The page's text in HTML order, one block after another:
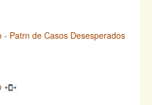
- Patrn de Casos Desesperados